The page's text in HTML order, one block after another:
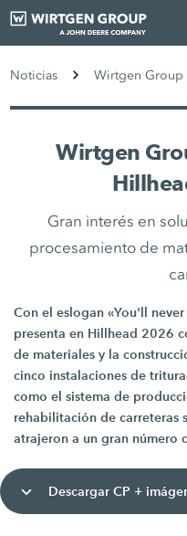
Noticias Wirtgen Group
Wirtgen
Gran interés en
procesamiento de
Con el eslogan «You'll
presenta en Hillhead 2026
de materiales y la
cinco instalaciones de
como el sistema de
rehabilitación de carreteras
atrajeron a un gran número
Descargar CP +